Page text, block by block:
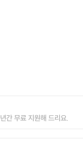
간 무료 지원해 드리요.